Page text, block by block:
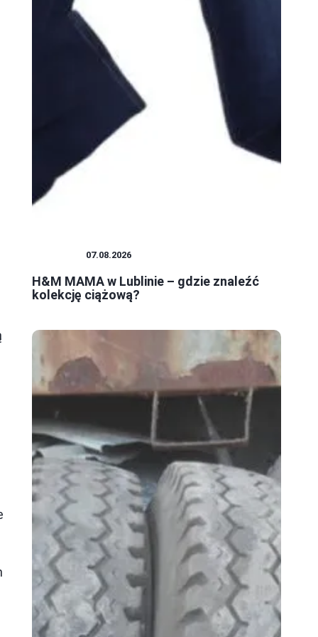
07.08.2026
H&M MAMA w Lublinie – gdzie znaleźć
kolekcję ciążową?